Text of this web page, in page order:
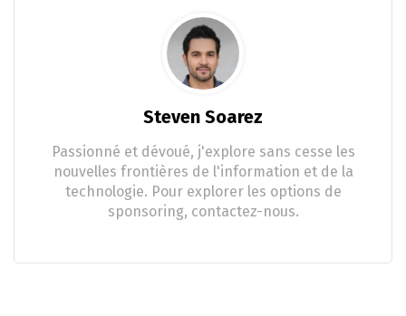
Steven Soarez
Passionné et dévoué, j'explore sans cesse les
nouvelles frontières de l'information et de la
technologie. Pour explorer les options de
sponsoring, contactez-nous.